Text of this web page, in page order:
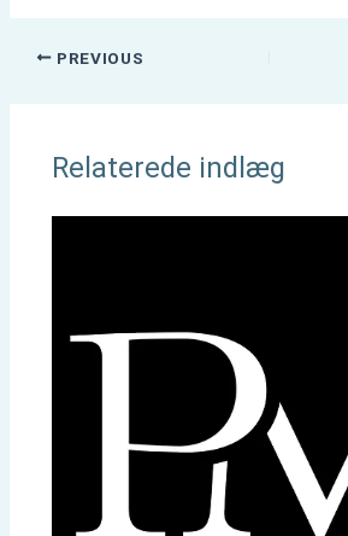
PREVIOUS
Relaterede indlæg